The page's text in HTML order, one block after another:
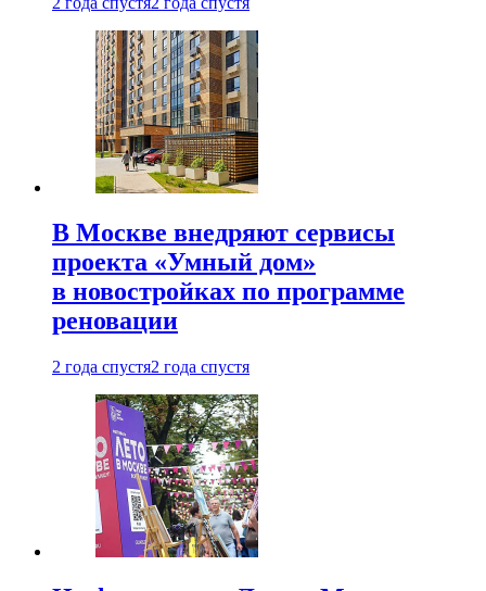
В Москве внедряют сервисы
проекта «Умный дом»
в новостройках по программе
реновации
2 года спустя2 года спустя